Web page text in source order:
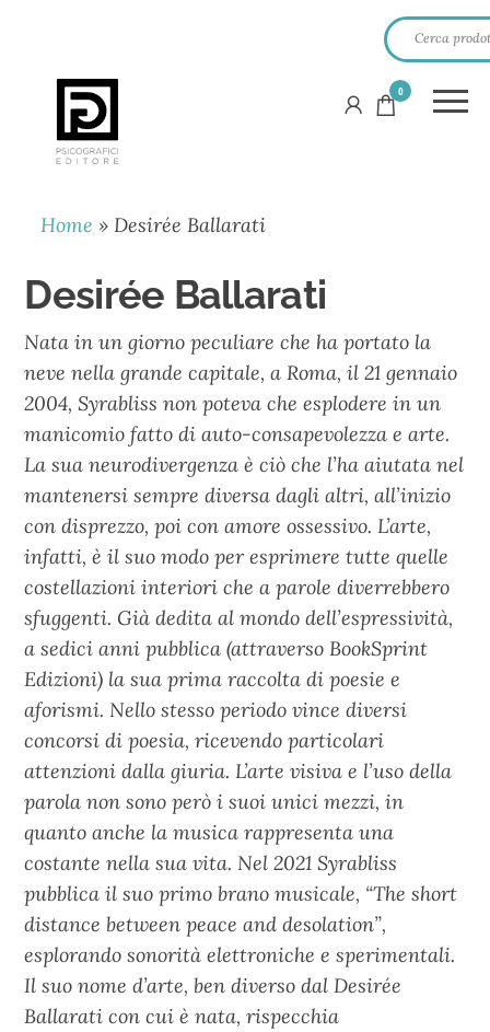
PSICOGRAFICI
EDITORE
0
Home »Desirée Ballarati
Desirée Ballarati
Nata in un giorno peculiare che ha portato la
neve nella grande capitale, a Roma, il 21 gennaio
2004, Syrabliss non poteva che esplodere in un
manicomio fatto di auto-consapevolezza e arte.
La sua neurodivergenza è ciò che l’ha aiutata nel
mantenersi sempre diversa dagli altri, all’inizio
con disprezzo, poi con amore ossessivo. L’arte,
infatti, è il suo modo per esprimere tutte quelle
costellazioni interiori che a parole diverrebbero
sfuggenti. Già dedita al mondo dell’espressività,
a sedici anni pubblica (attraverso BookSprint
Edizioni) la sua prima raccolta di poesie e
aforismi. Nello stesso periodo vince diversi
concorsi di poesia, ricevendo particolari
attenzioni dalla giuria. L’arte visiva e l’uso della
parola non sono però i suoi unici mezzi, in
quanto anche la musica rappresenta una
costante nella sua vita. Nel 2021 Syrabliss
pubblica il suo primo brano musicale, “The short
distance between peace and desolation”,
esplorando sonorità elettroniche e sperimentali.
Il suo nome d’arte, ben diverso dal Desirée
Ballarati con cui è nata, rispecchia